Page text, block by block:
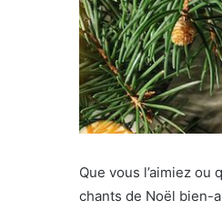
Que vous l’aimiez
chants de Noël bien-